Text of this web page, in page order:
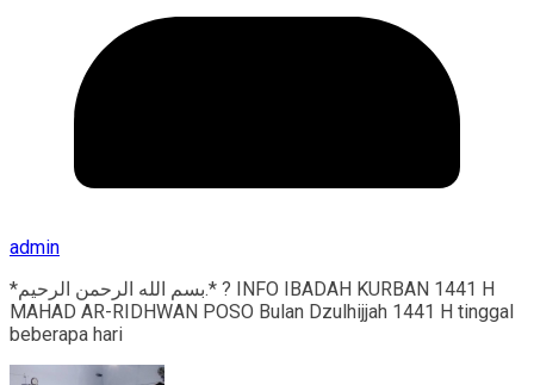
admin
*بسم الله الرحمن الرحيم.* ? INFO IBADAH KURBAN 1441 H
MAHAD AR-RIDHWAN POSO Bulan Dzulhijjah 1441 H tinggal
beberapa hari